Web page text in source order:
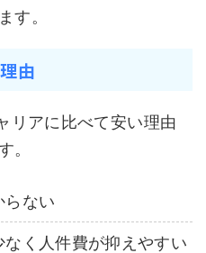
す。
由
リアに比べて安い理由
。
らない
く人件費が抑えやすい